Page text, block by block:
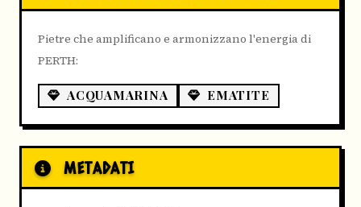
Pietre che amplificano e armonizzano l'energia di
PERTH:
ACQUAMARINA EMATITE
METADATI